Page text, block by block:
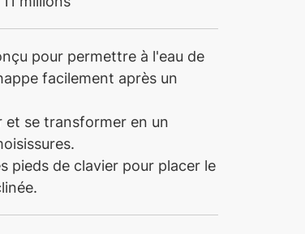
pour permettre à l'eau de
facilement après un
et se transformer en un
pieds de clavier pour placer le